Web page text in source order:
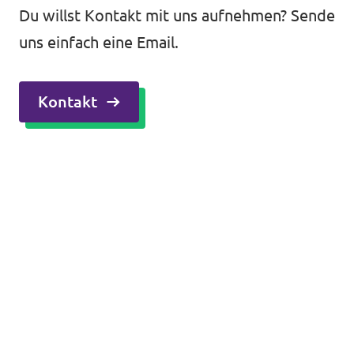
Du willst Kontakt mit uns aufnehmen? Sende
uns einfach eine Email.
Kontakt